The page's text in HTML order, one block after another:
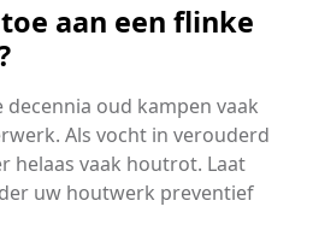
aan een flinke
oud kampen vaak
Als vocht in verouderd
helaas vaak houtrot. Laat
uw houtwerk preventief